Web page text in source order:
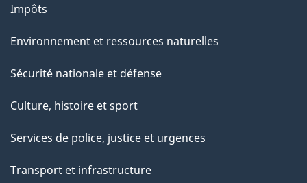
Impôts
Environnement et ressources naturelles
Sécurité nationale et défense
Culture, histoire et sport
Services de police, justice et urgences
Transport et infrastructure